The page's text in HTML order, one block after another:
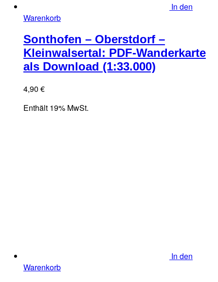
In den
Warenkorb
Sonthofen – Oberstdorf –
Kleinwalsertal: PDF-Wanderkarte
als Download (1:33.000)
4,90 €
Enthält 19% MwSt.
In den
Warenkorb